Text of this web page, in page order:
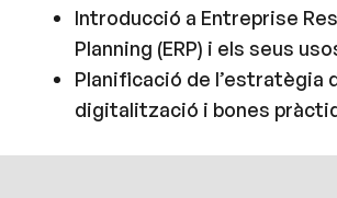
Introducció a Entreprise
Planning (ERP) i els seus
Planificació de l’estratègia
digitalització i bones